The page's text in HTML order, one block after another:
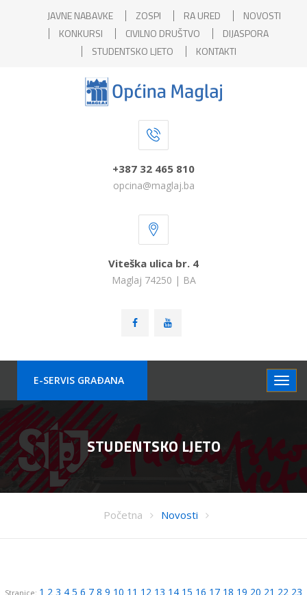
JAVNE NABAVKE ZOSPI RA URED
NOVOSTI
KONKURSI
CIVILNO DRUŠTVO
DIJASPORA
STUDENTSKO LJETO
KONTAKTI
+387 32 465 810
opcina@maglaj.ba
Viteška ulica br. 4
Maglaj 74250 | BA
E-SERVIS GRAÐANA
STUDENTSKO LJETO
Početna Novosti
Stranice: 1 2 3 4 5 6 7 8 9 10 11 12 13 14 15 16 17 18 19 20 21 22 23